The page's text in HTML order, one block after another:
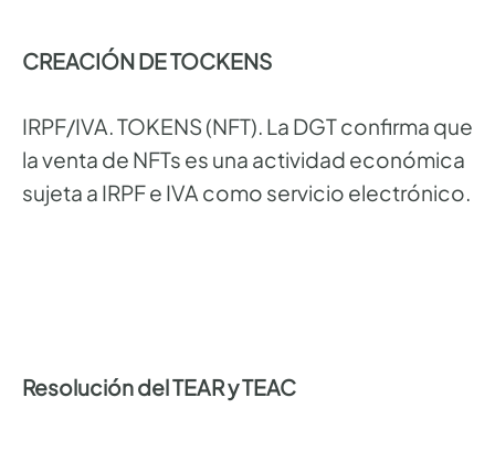
CREACIÓN DE TOCKENS
IRPF/IVA. TOKENS (NFT). La DGT confirma que
la venta de NFTs es una actividad económica
sujeta a IRPF e IVA como servicio electrónico.
Resolución del TEAR y TEAC